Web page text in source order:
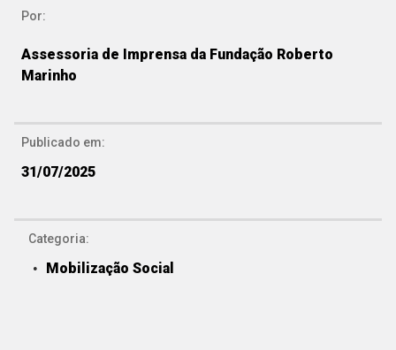
Por:
Assessoria de Imprensa da Fundação Roberto
Marinho
Publicado em:
31/07/2025
Categoria:
Mobilização Social